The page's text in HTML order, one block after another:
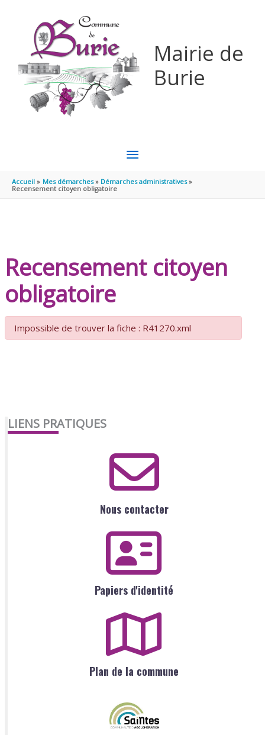
Mairie de
Burie
MENU
PRINCIPAL
Accueil Mes démarches
Démarches administratives
Recensement citoyen obligatoire
Recensement citoyen
obligatoire
Impossible de trouver la fiche : R41270.xml
LIENS PRATIQUES
Nous contacter
Papiers d'identité
Plan de la commune